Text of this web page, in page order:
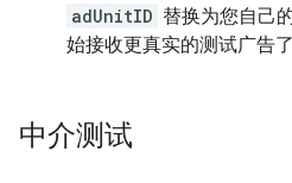
adUnitID 替换为您自己
始接收更真实的测试广告了
中介测试